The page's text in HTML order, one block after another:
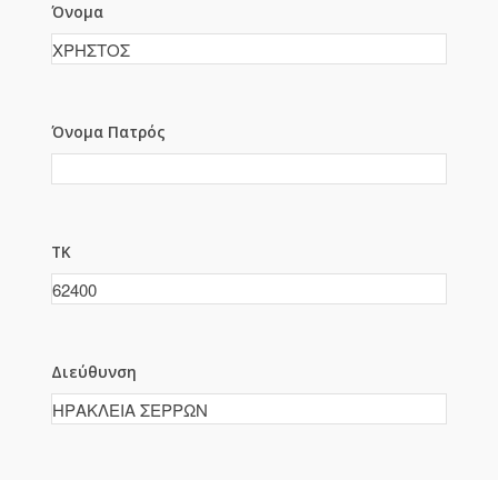
Όνομα
Όνομα Πατρός
ΤΚ
Διεύθυνση